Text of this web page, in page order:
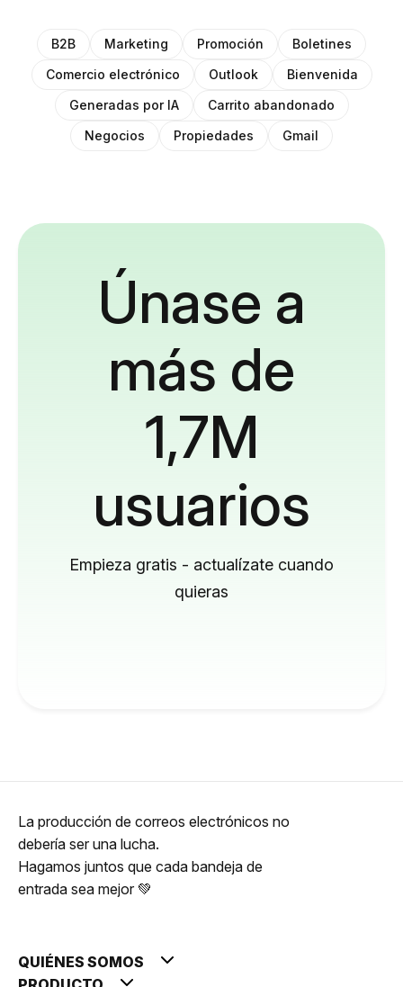
B2B Marketing Promoción
Boletines
Comercio electrónico
Outlook
Bienvenida
Generadas por IA
Carrito abandonado
Negocios
Propiedades Gmail
Únase a
más de
1,7M
usuarios
Empieza gratis - actualízate cuando
quieras
La producción de correos electrónicos no
debería ser una lucha.
Hagamos juntos que cada bandeja de
entrada sea mejor 💚
QUIÉNES SOMOS